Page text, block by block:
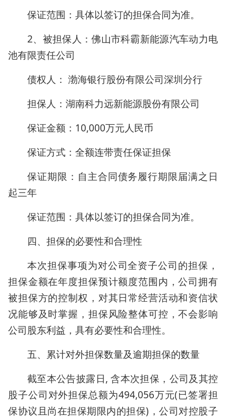
保证范围：具体以签订的担保合同为准。
2、被担保人：佛山市科霸新能源汽车动力电
池有限责任公司
债权人： 渤海银行股份有限公司深圳分行
担保人：湖南科力远新能源股份有限公司
保证金额：10,000万元人民币
保证方式：全额连带责任保证担保
保证期限：自主合同债务履行期限届满之日
起三年
保证范围：具体以签订的担保合同为准。
四、担保的必要性和合理性
本次担保事项为对公司全资子公司的担保，
担保金额在年度担保预计额度范围内，公司拥有
被担保方的控制权，对其日常经营活动和资信状
况能够及时掌握，担保风险整体可控，不会影响
公司股东利益，具有必要性和合理性。
五、累计对外担保数量及逾期担保的数量
截至本公告披露日, 含本次担保，公司及其控
股子公司对外担保总额为494,056万元(已签署担
保协议且尚在担保期限内的担保)，公司对控股子